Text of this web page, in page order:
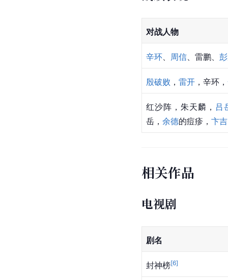
对战人物
辛环、 周信、雷鹏、
殷破败 ， 雷开 ，辛环，
红沙阵，朱天麟， 吕
岳 ， 余德的痘疹， 卞吉
相关作品
电视剧
剧名
封神榜[6]